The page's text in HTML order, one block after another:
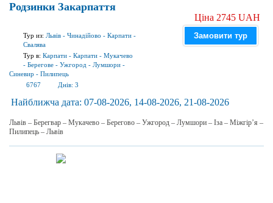
Родзинки Закарпаття
Тур из: Львів - Чинадійово - Карпати -
Свалява
Тур в: Карпати - Карпати - Мукачево
- Берегове - Ужгород - Лумшори -
Синевир - Пилипець
6767
Днів: 3
Ціна 2745 UAH
Замовити тур
Найближча дата: 07-08-2026, 14-08-2026, 21-08-2026
Львів – Берегвар – Мукачево – Берегово – Ужгород – Лумшори – Іза – Міжгір’я –
Пилипець – Львів